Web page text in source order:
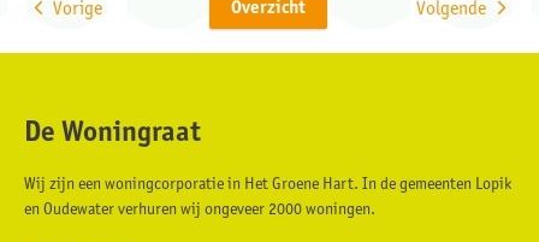
Volgende
Overzicht
Vorige
Contactinformatie
De Woningraat
Wij zijn een woningcorporatie in Het Groene Hart. In de gemeenten Lopik
en Oudewater verhuren wij ongeveer 2000 woningen.